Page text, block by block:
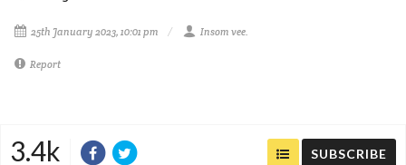
25th January 2023, 10:01 pm Insom vee.
Report
3.4k SUBSCRIBE